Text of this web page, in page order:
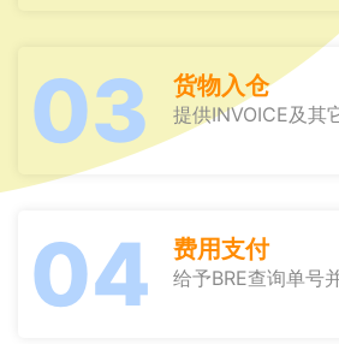
03 货物入仓
提供INVOICE及其
04 费用支付
给予BRE查询单号